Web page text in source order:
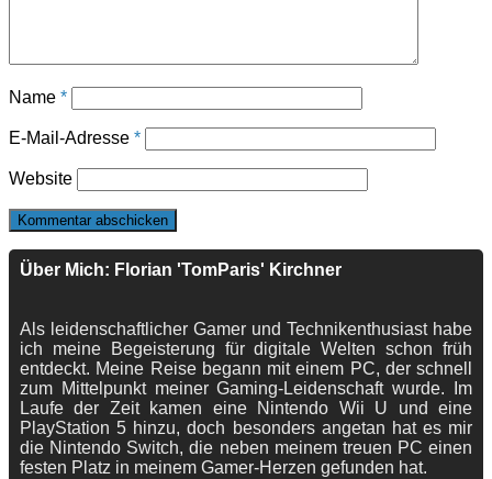
Name *
E-Mail-Adresse *
Website
Über Mich: Florian 'TomParis' Kirchner
Als leidenschaftlicher Gamer und Technikenthusiast habe
ich meine Begeisterung für digitale Welten schon früh
entdeckt. Meine Reise begann mit einem PC, der schnell
zum Mittelpunkt meiner Gaming-Leidenschaft wurde. Im
Laufe der Zeit kamen eine Nintendo Wii U und eine
PlayStation 5 hinzu, doch besonders angetan hat es mir
die Nintendo Switch, die neben meinem treuen PC einen
festen Platz in meinem Gamer-Herzen gefunden hat.